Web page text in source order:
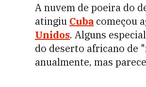
A nuvem de poeira do
atingiu Cuba começou
Unidos. Alguns
do deserto africano de
anualmente, mas